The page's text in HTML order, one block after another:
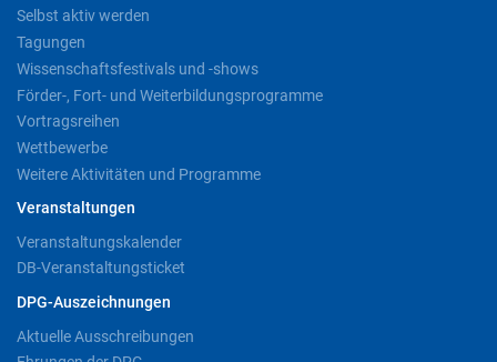
Selbst aktiv werden
Tagungen
Wissenschaftsfestivals und -shows
Förder-, Fort- und Weiterbildungsprogramme
Vortragsreihen
Wettbewerbe
Weitere Aktivitäten und Programme
Veranstaltungen
Veranstaltungskalender
DB-Veranstaltungsticket
DPG-Auszeichnungen
Aktuelle Ausschreibungen